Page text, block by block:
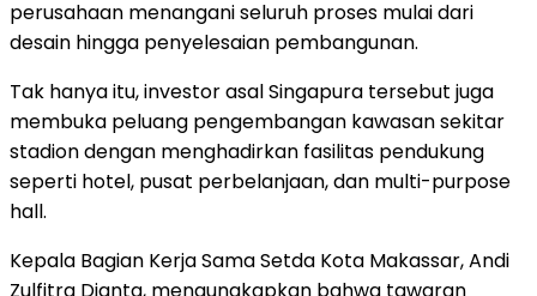
perusahaan menangani seluruh proses mulai dari
desain hingga penyelesaian pembangunan.
Tak hanya itu, investor asal Singapura tersebut juga
membuka peluang pengembangan kawasan sekitar
stadion dengan menghadirkan fasilitas pendukung
seperti hotel, pusat perbelanjaan, dan multi-purpose
hall.
Kepala Bagian Kerja Sama Setda Kota Makassar, Andi
Zulfitra Dianta, mengungkapkan bahwa tawaran